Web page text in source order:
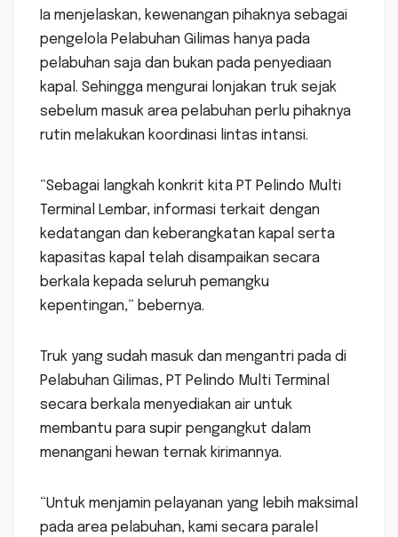
Ia menjelaskan, kewenangan pihaknya sebagai
pengelola Pelabuhan Gilimas hanya pada
pelabuhan saja dan bukan pada penyediaan
kapal. Sehingga mengurai lonjakan truk sejak
sebelum masuk area pelabuhan perlu pihaknya
rutin melakukan koordinasi lintas intansi.
“Sebagai langkah konkrit kita PT Pelindo Multi
Terminal Lembar, informasi terkait dengan
kedatangan dan keberangkatan kapal serta
kapasitas kapal telah disampaikan secara
berkala kepada seluruh pemangku
kepentingan,” bebernya.
Truk yang sudah masuk dan mengantri pada di
Pelabuhan Gilimas, PT Pelindo Multi Terminal
secara berkala menyediakan air untuk
membantu para supir pengangkut dalam
menangani hewan ternak kirimannya.
“Untuk menjamin pelayanan yang lebih maksimal
pada area pelabuhan, kami secara paralel